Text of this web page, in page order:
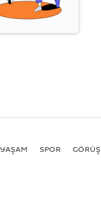
YAŞAM SPOR GÖRÜŞ